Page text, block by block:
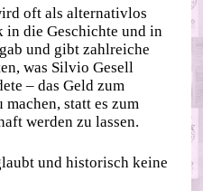
oft als alternativlos
die Geschichte und in
und gibt zahlreiche
was Silvio Gesell
– das Geld zum
machen, statt es zum
werden zu lassen.
und historisch keine